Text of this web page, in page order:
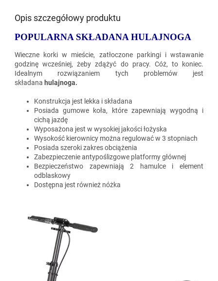
Opis szczegółowy produktu
POPULARNA SKŁADANA HULAJNOGA
Wieczne korki w mieście, zatłoczone parkingi i wstawanie
godzinę wcześniej, żeby zdążyć do pracy. Cóż, to koniec.
Idealnym rozwiązaniem tych problemów jest
składana hulajnoga.
Konstrukcja jest lekka i składana
Posiada gumowe koła, które zapewniają wygodną i
cichą jazdę
Wyposażona jest w wysokiej jakości łożyska
Wysokość kierownicy można regulować w 3 stopniach
Posiada szeroki zakres obciążenia
Zabezpieczenie antypoślizgowe platformy głównej
Bezpieczeństwo zapewniają 2 hamulce i element
odblaskowy
Dostępna jest również nóżka